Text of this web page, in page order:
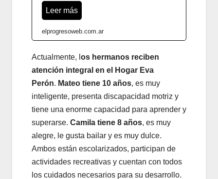
Leer más
elprogresoweb.com.ar
Actualmente, l os hermanos reciben
atención integral en el Hogar Eva
Perón. Mateo tiene 10 años, es muy
inteligente, presenta discapacidad motriz y
tiene una enorme capacidad para aprender y
superarse. Camila tiene 8 años, es muy
alegre, le gusta bailar y es muy dulce.
Ambos están escolarizados, participan de
actividades recreativas y cuentan con todos
los cuidados necesarios para su desarrollo.